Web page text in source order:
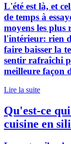
L'été est là, et
de temps à
moyens les plus
l'intérieur: rien
faire baisser la
sentir rafraîchi
meilleure façon
Lire la suite
Qu'est-ce
cuisine en